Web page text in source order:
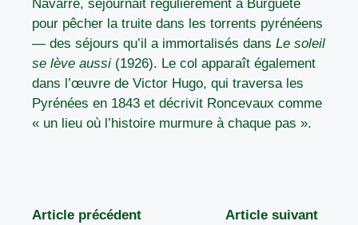
Navarre, séjournait régulièrement à Burguete
pour pêcher la truite dans les torrents pyrénéens
— des séjours qu’il a immortalisés dans Le soleil
se lève aussi (1926). Le col apparaît également
dans l’œuvre de Victor Hugo, qui traversa les
Pyrénées en 1843 et décrivit Roncevaux comme
« un lieu où l’histoire murmure à chaque pas ».
Article précédent Article suivant